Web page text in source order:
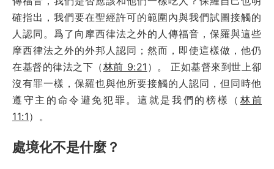
確指出，我們要在聖經許可的範圍內與我們試圖接觸的
人認同。爲了向摩西律法之外的人傳福音，保羅與這些
摩西律法之外的外邦人認同；然而，即使這樣做，他仍
在基督的律法之下（林前 9:21 ）。 正如基督來到世上卻
沒有罪一樣，保羅也與他所要接觸的人認同，但同時他
遵守主的命令避免犯罪。這就是我們的榜樣（ 林前
11:1）。
處境化不是什麼？